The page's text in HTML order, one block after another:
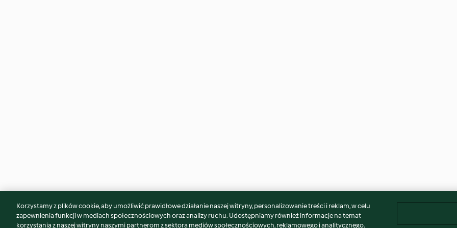
Może spodoba Ci się również...
Korzystamy z plików cookie, aby umożliwić prawidłowe działanie naszej witryny, personalizowanie treści i reklam, w celu
zapewnienia funkcji w mediach społecznościowych oraz analizy ruchu. Udostępniamy również informacje na temat
korzystania z naszej witryny naszymi partnerom z sektora mediów społecznościowych, reklamowego i analitycznego.